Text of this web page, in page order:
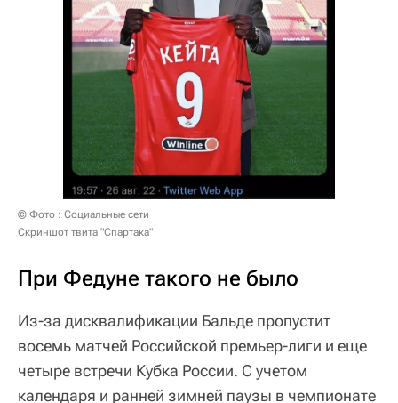
© Фото : Социальные сети
Скриншот твита "Спартака"
При Федуне такого не было
Из-за дисквалификации Бальде пропустит
восемь матчей Российской премьер-лиги и еще
четыре встречи Кубка России. С учетом
календаря и ранней зимней паузы в чемпионате